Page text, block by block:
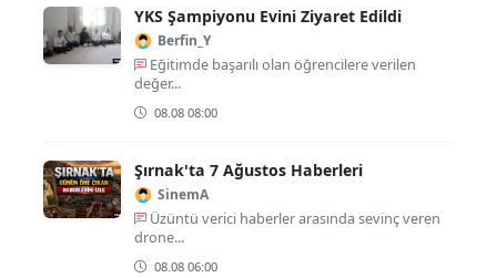
YKS Şampiyonu Evini Ziyaret Edildi
Berfin_Y
Eğitimde başarılı olan öğrencilere verilen
değer...
08.08 08:00
Şırnak'ta 7 Ağustos Haberleri
SinemA
Üzüntü verici haberler arasında sevinç veren
drone...
08.08 06:00